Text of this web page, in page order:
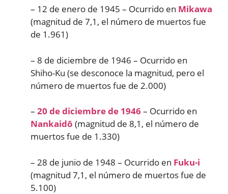
– 12 de enero de 1945 – Ocurrido en Mikawa
(magnitud de 7,1, el número de muertos fue
de 1.961)
– 8 de diciembre de 1946 – Ocurrido en
Shiho-Ku (se desconoce la magnitud, pero el
número de muertos fue de 2.000)
– 20 de diciembre de 1946– Ocurrido en
Nankaidō (magnitud de 8,1, el número de
muertos fue de 1.330)
– 28 de junio de 1948 – Ocurrido en Fuku-i
(magnitud 7,1, el número de muertos fue de
5.100)